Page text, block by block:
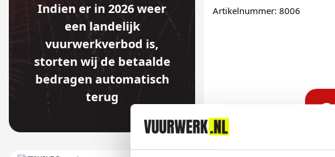
Indien er in 2026 weer
een landelijk
vuurwerkverbod is,
storten wij de betaalde
bedragen automatisch
terug
Artikelnummer: 8006